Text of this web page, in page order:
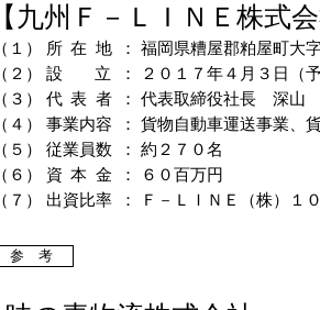
【九州Ｆ－ＬＩＮＥ株式
（１） 所在 地 ：
福岡県糟屋郡粕屋町大
（２）
設 立 ：
２０１７年４月３日（
（３）
代表 者 ：
代表取締役社長 深山
（４）
事業内容 ：
貨物自動車運送事業、
（５）
従業員数 ：
約２７０名
（６）
資本 金 ：
６０百万円
（７）
出資比率 ： Ｆ－ＬＩＮＥ（株）１
参 考